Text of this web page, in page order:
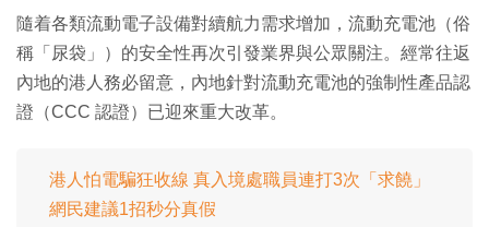
隨着各類流動電子設備對續航力需求增加，流動充電池（俗
稱「尿袋」）的安全性再次引發業界與公眾關注。經常往返
內地的港人務必留意，內地針對流動充電池的強制性產品認
證（CCC 認證）已迎來重大改革。
港人怕電騙狂收線 真入境處職員連打3次「求饒」
網民建議1招秒分真假